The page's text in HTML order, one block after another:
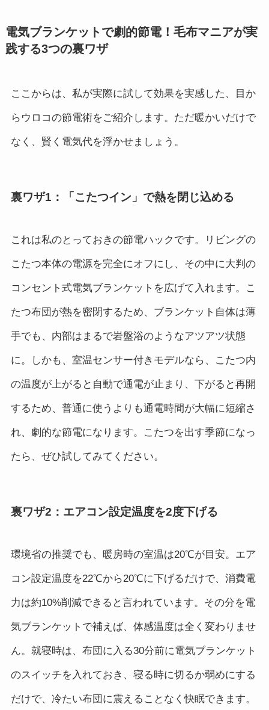
電気ブランケットで劇的節電！毛布マニアが実
践する3つの裏ワザ
ここからは、私が実際に試して効果を実感した、目か
らウロコの節電術をご紹介します。ただ暖かいだけで
なく、賢く電気代を浮かせましょう。
裏ワザ1：「こたつイン」で熱を閉じ込める
これは私のとっておきの節電ハックです。リビングの
こたつ本体の電源を完全にオフにし、その中に大判の
コンセント式電気ブランケットを広げて入れます。こ
たつ布団が熱を密閉するため、ブランケット自体は薄
手でも、内部はまるで岩盤浴のようなアツアツ状態
に。しかも、室温センサー付きモデルなら、こたつ内
の温度が上がると自動で通電が止まり、下がると再開
するため、普通に使うよりも通電時間が大幅に短縮さ
れ、劇的な節電になります。こたつを出す季節になっ
たら、ぜひ試してみてください。
裏ワザ2：エアコン設定温度を2度下げる
環境省の推奨でも、暖房時の室温は20℃が目安。エア
コン設定温度を22℃から20℃に下げるだけで、消費電
力は約10%削減できると言われています。その分を電
気ブランケットで補えば、体感温度は全く変わりませ
ん。就寝時は、布団に入る30分前に電気ブランケット
のスイッチを入れておき、寝る時に切るか弱めにする
だけで、冷たい布団に震えることなく快眠できます。